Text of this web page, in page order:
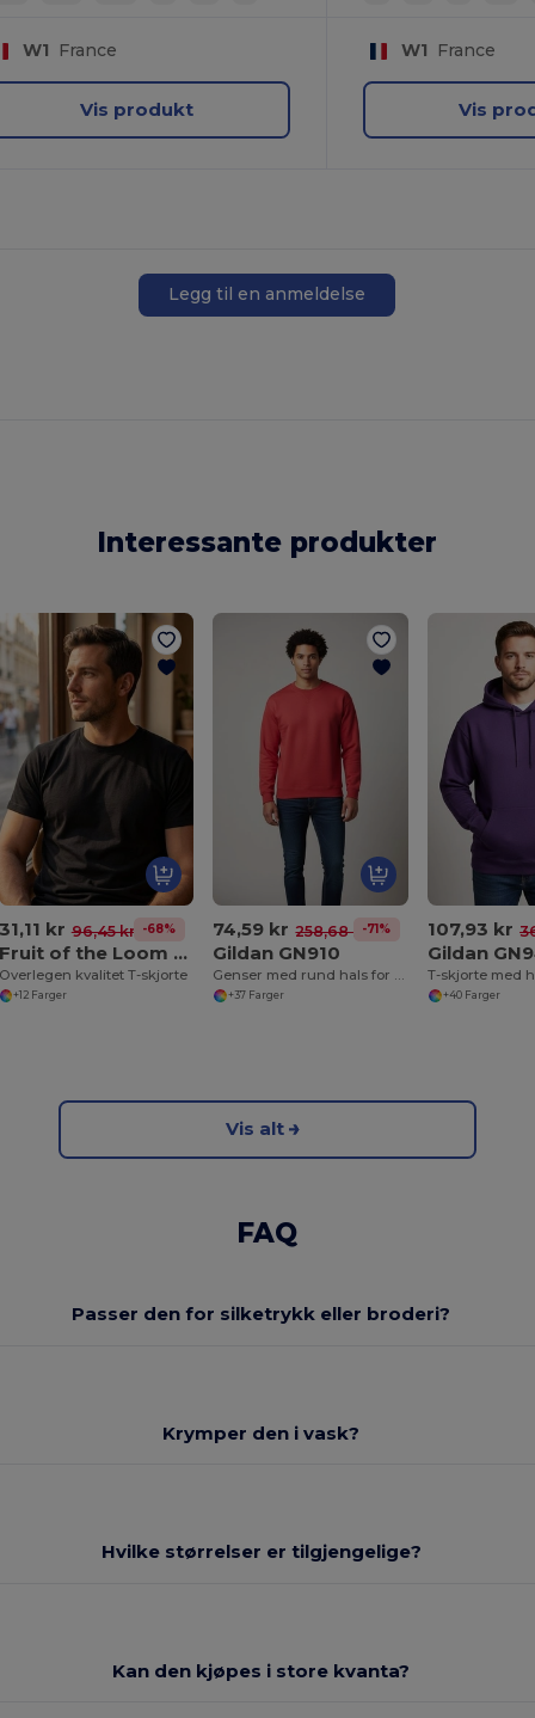
W1 France
Vis produkt
W1 France
Vis
Legg til en anmeldelse
Interessante produkter
kr 96,45 kr -68%
Fruit of the Loom SC210
kvalitet T-skjorte
+12 Farger
74,59 kr 258,68 kr-71%
Gildan GN910
Genser med rund hals for menn
+37 Farger
107,93 kr
Gildan
+40 Farger
Vis alt
FAQ
Passer den for silketrykk eller broderi?
Krymper den i vask?
Hvilke størrelser er tilgjengelige?
Kan den kjøpes i store kvanta?